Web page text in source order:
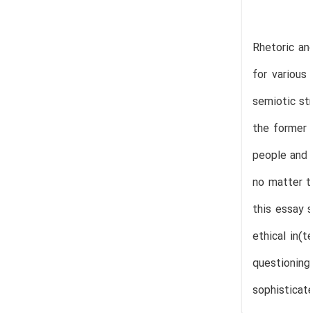
Rhetoric
for
semiotic
the
people
no matter
this essay
ethical